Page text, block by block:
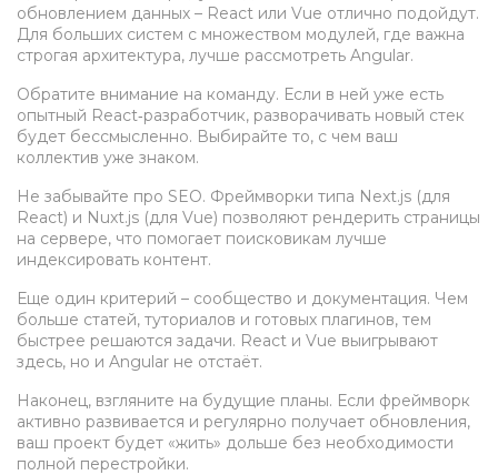
обновлением данных – React или Vue отлично подойдут.
Для больших систем с множеством модулей, где важна
строгая архитектура, лучше рассмотреть Angular.
Обратите внимание на команду. Если в ней уже есть
опытный React‑разработчик, разворачивать новый стек
будет бессмысленно. Выбирайте то, с чем ваш
коллектив уже знаком.
Не забывайте про SEO. Фреймворки типа Next.js (для
React) и Nuxt.js (для Vue) позволяют рендерить страницы
на сервере, что помогает поисковикам лучше
индексировать контент.
Еще один критерий – сообщество и документация. Чем
больше статей, туториалов и готовых плагинов, тем
быстрее решаются задачи. React и Vue выигрывают
здесь, но и Angular не отстаёт.
Наконец, взгляните на будущие планы. Если фреймворк
активно развивается и регулярно получает обновления,
ваш проект будет «жить» дольше без необходимости
полной перестройки.